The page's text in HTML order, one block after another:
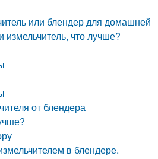
или блендер для домашней
измельчитель, что лучше?
от блендера
в блендере.